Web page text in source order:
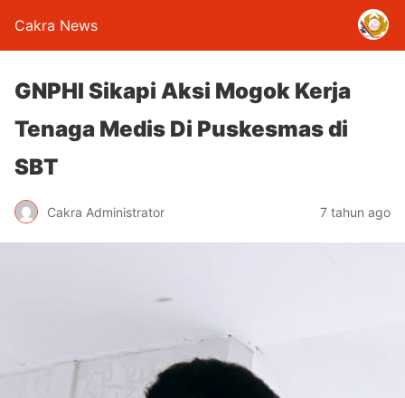
Cakra News
GNPHI Sikapi Aksi Mogok Kerja
Tenaga Medis Di Puskesmas di
SBT
Cakra Administrator 7 tahun ago